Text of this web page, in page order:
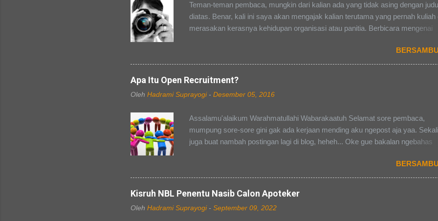
Teman-teman pembaca, mungkin dari kalian ada yang tidak asing dengan
diatas. Benar, kali ini saya akan mengajak kalian terutama yang pernah kuliah
merasakan kerasnya kehidupan organisasi atau panitia. Berbicara mengenai
masing, ada susah dalam hal pendanaan, ada yang susah dalam mengelola
anggota, dan ada yang mendapat pacar selama kepanitiaan (hal terakhir tidak
berlaku buat saya pribadi). Perasaan campur aduk yang kita rasakan selama
sampai akhir itu berjalan lancer dan sukses selama hari-H tanpa ada kurang
setiap kepanitiaan di kampus, yaitu divisi PDD atau Publikasi, Dekorasi, dan
Dokumentasi (Tiap kampus bisa beda-beda namanya, tergantung kampusnya
masing-masing). Well mendengar nama tersebut sepertinya divisi ini paling
Apa Itu Open Recruitment?
Oleh Hadrami Suprayogi - Desember 05, 2016
Assalamu'alaikum Warahmatullahi Wabarakaatuh Selamat sore pembaca,
mumpung sore-sore gini gak ada kerjaan mending aku ngepost aja yaa.
juga buat nambah postingan lagi di blog, heheh... Oke gue bakalan ngebahas
kebanggan tersendiri bagi teman-teman yang masih menyandang gelar
"MABA". Namun, berbeda dengan dunia sekolah dahulu, dunia kampus
fleksibel dan dapat disesuiakan dengan waktu yang dapat kita tentukan
hal-hal yang berbeda dari dunia sekolah dengan dunia kampus, yaitu
kepanitiaan.Aku bakalan ulik satu persatu dari sudut pandang gue dan
Kisruh NBL Penentu Nasib Calon Apoteker
Oleh Hadrami Suprayogi - September 09, 2022